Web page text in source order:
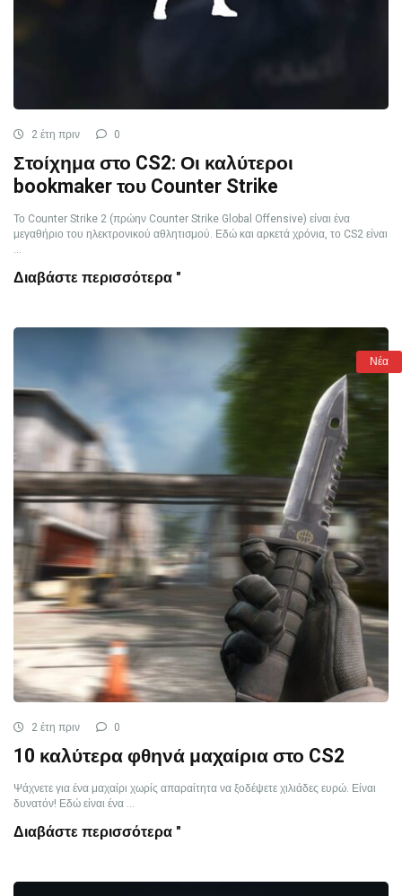
2 έτη πριν 0
Στοίχημα στο CS2: Οι καλύτεροι
bookmaker του Counter Strike
Το Counter Strike 2 (πρώην Counter Strike Global Offensive) είναι ένα
μεγαθήριο του ηλεκτρονικού αθλητισμού. Εδώ και αρκετά χρόνια, το CS2 είναι
Διαβάστε περισσότερα "
Νέα
2 έτη πριν 0
10 καλύτερα φθηνά μαχαίρια στο CS2
Ψάχνετε για ένα μαχαίρι χωρίς απαραίτητα να ξοδέψετε χιλιάδες ευρώ. Είναι
δυνατόν! Εδώ είναι ένα ...
Διαβάστε περισσότερα "